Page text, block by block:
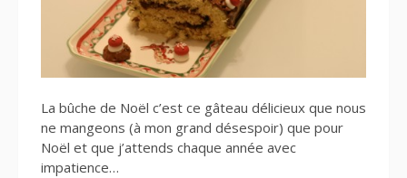
La bûche de Noël c’est ce gâteau délicieux que nous
ne mangeons (à mon grand désespoir) que pour
Noël et que j’attends chaque année avec
impatience…